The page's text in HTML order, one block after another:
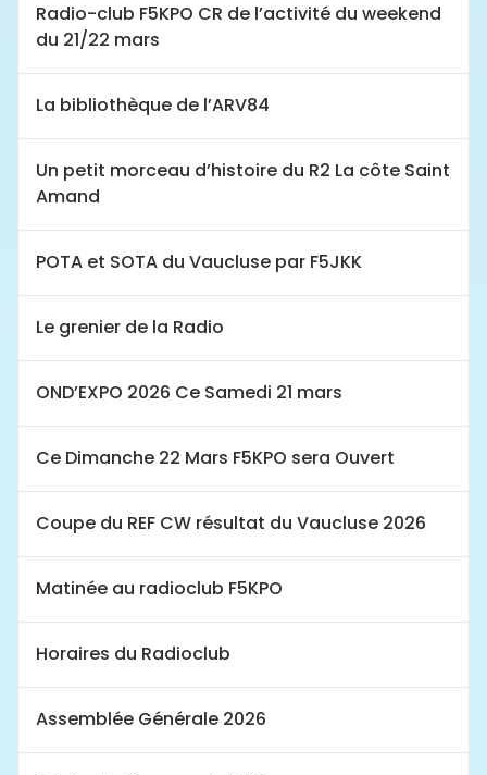
Radio-club F5KPO CR de l’activité du weekend
du 21/22 mars
La bibliothèque de l’ARV84
Un petit morceau d’histoire du R2 La côte Saint
Amand
POTA et SOTA du Vaucluse par F5JKK
Le grenier de la Radio
OND’EXPO 2026 Ce Samedi 21 mars
Ce Dimanche 22 Mars F5KPO sera Ouvert
Coupe du REF CW résultat du Vaucluse 2026
Matinée au radioclub F5KPO
Horaires du Radioclub
Assemblée Générale 2026